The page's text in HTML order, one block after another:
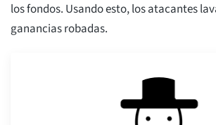
los fondos. Usando esto, los atacantes
ganancias robadas.